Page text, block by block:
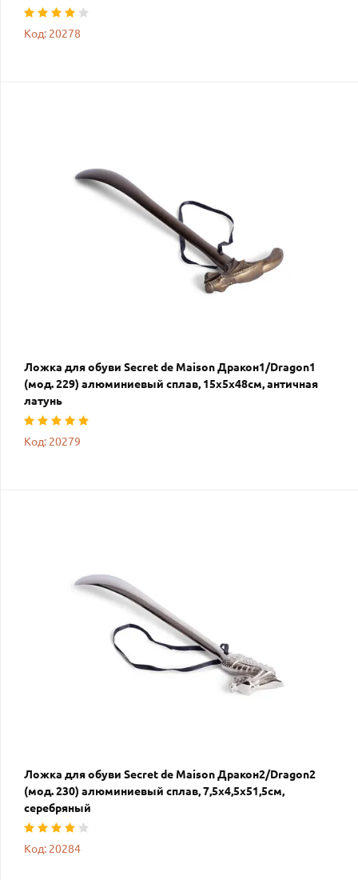
Код: 20278
Ложка для обуви Secret de Maison Дракон1/Dragon1
(мод. 229) алюминиевый сплав, 15х5х48см, античная
латунь
Код: 20279
Ложка для обуви Secret de Maison Дракон2/Dragon2
(мод. 230) алюминиевый сплав, 7,5х4,5х51,5см,
серебряный
Код: 20284